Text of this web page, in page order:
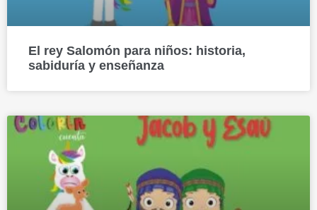
El rey Salomón para niños: historia,
sabiduría y enseñanza